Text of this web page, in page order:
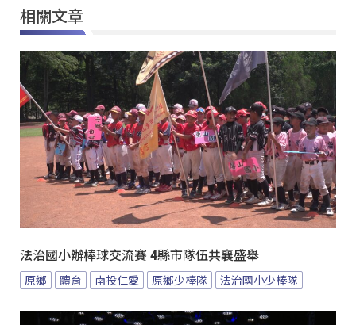
相關文章
法治國小辦棒球交流賽 4縣市隊伍共襄盛舉
原鄉 體育 南投仁愛 原鄉少棒隊 法治國小少棒隊